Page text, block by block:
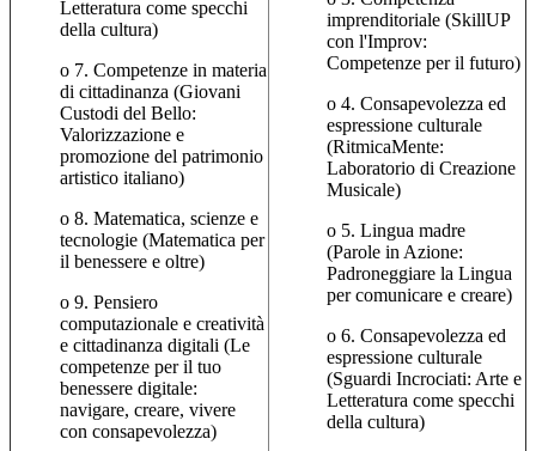
Letteratura come specchi
della cultura)
o 7. Competenze in materia
di cittadinanza (Giovani
Custodi del Bello:
Valorizzazione e
promozione del patrimonio
artistico italiano)
o 8. Matematica, scienze e
tecnologie (Matematica per
il benessere e oltre)
o 9. Pensiero
computazionale e creatività
e cittadinanza digitali (Le
competenze per il tuo
benessere digitale:
navigare, creare, vivere
con consapevolezza)
imprenditoriale (SkillUP
con l'Improv:
Competenze per il futuro)
o 4. Consapevolezza ed
espressione culturale
(RitmicaMente:
Laboratorio di Creazione
Musicale)
o 5. Lingua madre
(Parole in Azione:
Padroneggiare la Lingua
per comunicare e creare)
o 6. Consapevolezza ed
espressione culturale
(Sguardi Incrociati: Arte e
Letteratura come specchi
della cultura)